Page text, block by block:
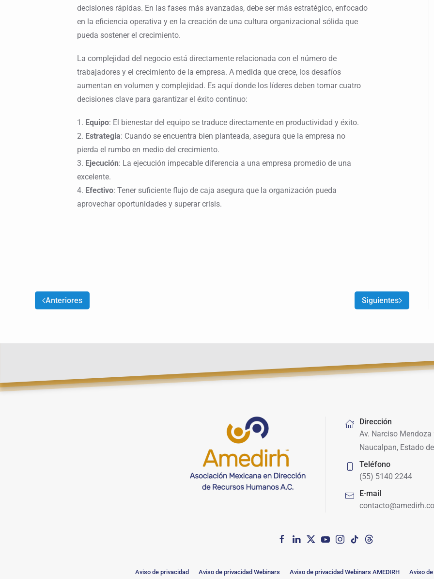
decisiones rápidas. En las fases más avanzadas, debe ser más estratégico, enfocado
en la eficiencia operativa y en la creación de una cultura organizacional sólida que
pueda sostener el crecimiento.
La complejidad del negocio está directamente relacionada con el número de
trabajadores y el crecimiento de la empresa. A medida que crece, los desafíos
aumentan en volumen y complejidad. Es aquí donde los líderes deben tomar cuatro
decisiones clave para garantizar el éxito continuo:
1. Equipo: El bienestar del equipo se traduce directamente en productividad y éxito.
2. Estrategia: Cuando se encuentra bien planteada, asegura que la empresa no
pierda el rumbo en medio del crecimiento.
3. Ejecución: La ejecución impecable diferencia a una empresa promedio de una
excelente.
4. Efectivo: Tener suficiente flujo de caja asegura que la organización pueda
aprovechar oportunidades y superar crisis.
Anteriores Siguientes
Dirección
Av. Narciso
Naucalpan, Estado
Teléfono
(55) 5140 2244
E-mail
Aviso de privacidad Aviso de privacidad Webinars Aviso de privacidad Webinars AMEDIRH Aviso